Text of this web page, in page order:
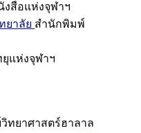
งสือแห่งจุฬาฯ
ยาลัย สำนักพิมพ์
แห่งจุฬาฯ
ทยาศาสตร์ฮาลาล